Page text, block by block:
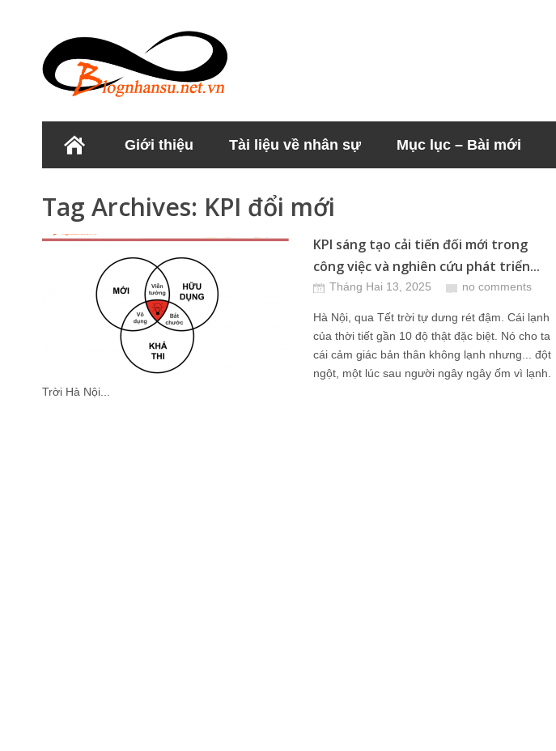
Giới thiệu Tài liệu về nhân sự Mục lục – Bài mới
Tag Archives: KPI đổi mới
KPI sáng tạo cải tiến đối mới trong
công việc và nghiên cứu phát triển...
Tháng Hai 13, 2025 no comments
Hà Nội, qua Tết trời tự dưng rét đậm. Cái lạnh
của thời tiết gần 10 độ thật đặc biệt. Nó cho ta
cái cảm giác bản thân không lạnh nhưng... đột
ngột, một lúc sau người ngây ngây ốm vì lạnh.
Trời Hà Nội...